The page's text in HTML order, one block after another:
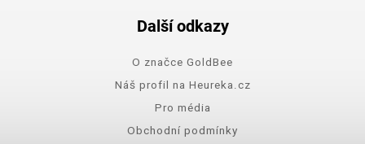
Další odkazy
O značce GoldBee
Náš profil na Heureka.cz
Pro média
Obchodní podmínky